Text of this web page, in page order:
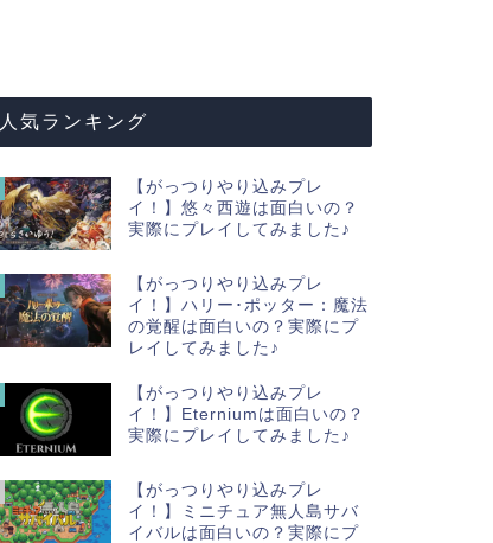
人気ランキング
【がっつりやり込みプレ
イ！】悠々西遊は面白いの？
実際にプレイしてみました♪
【がっつりやり込みプレ
イ！】ハリー･ポッター：魔法
の覚醒は面白いの？実際にプ
レイしてみました♪
【がっつりやり込みプレ
イ！】Eterniumは面白いの？
実際にプレイしてみました♪
【がっつりやり込みプレ
イ！】ミニチュア無人島サバ
イバルは面白いの？実際にプ